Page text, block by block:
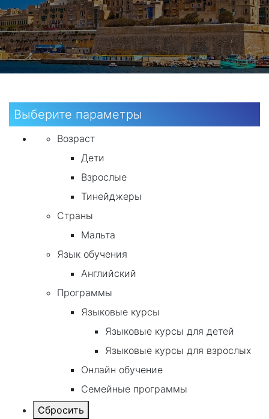
Выберите параметры
Возраст
Дети
Взрослые
Тинейджеры
Страны
Мальта
Язык обучения
Английский
Программы
Языковые курсы
Языковые курсы для детей
Языковые курсы для взрослых
Онлайн обучение
Семейные программы